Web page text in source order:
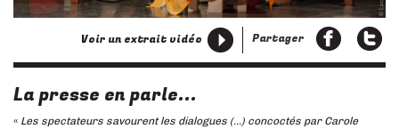
Partager
Voir un extrait vidéo
La presse en parle...
« Les spectateurs savourent les dialogues (…) concoctés par Carole